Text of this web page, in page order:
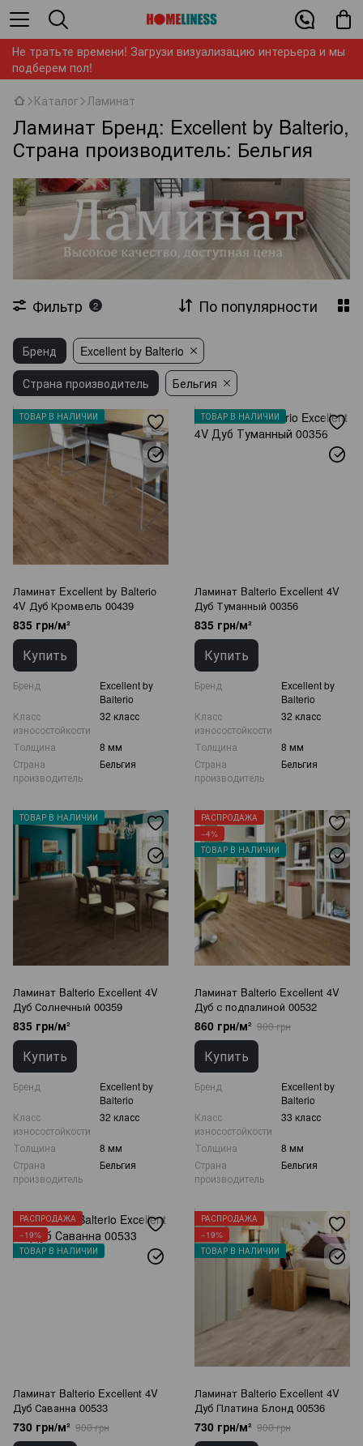
Не тратьте времени! Загрузи визуализацию интерьера и мы
подберем пол!
Каталог Ламинат
Ламинат Бренд: Excellent by Balterio,
Страна производитель: Бельгия
Фильтр 2 По популярности
Бренд
Excellent by Balterio
Страна производитель
Бельгия
ТОВАР В НАЛИЧИИ
Ламинат Excellent by Balterio
4V Дуб Кромвель 00439
835 грн/м²
Купить
Бренд
Excellent by
Balterio
Класс
износостойкости
32 класс
Толщина
8 мм
Страна
производитель
Бельгия
ТОВАР В НАЛИЧИИ
Ламинат Balterio Excellent 4V
Дуб Туманный 00356
835 грн/м²
Купить
Бренд
Excellent by
Balterio
Класс
износостойкости
32 класс
Толщина
8 мм
Страна
производитель
Бельгия
ТОВАР В НАЛИЧИИ
Ламинат Balterio Excellent 4V
Дуб Солнечный 00359
835 грн/м²
Купить
Бренд
Excellent by
Balterio
Класс
износостойкости
32 класс
Толщина
8 мм
Страна
производитель
Бельгия
РАСПРОДАЖА
−4%
ТОВАР В НАЛИЧИИ
Ламинат Balterio Excellent 4V
Дуб с подпалиной 00532
860 грн/м² 900 грн
Купить
Бренд
Excellent by
Balterio
Класс
износостойкости
33 класс
Толщина
8 мм
Страна
производитель
Бельгия
РАСПРОДАЖА
−19%
ТОВАР В НАЛИЧИИ
Ламинат Balterio Excellent 4V
Дуб Саванна 00533
730 грн/м² 900 грн
РАСПРОДАЖА
−19%
ТОВАР В НАЛИЧИИ
Ламинат Balterio Excellent 4V
Дуб Платина Блонд 00536
730 грн/м² 900 грн